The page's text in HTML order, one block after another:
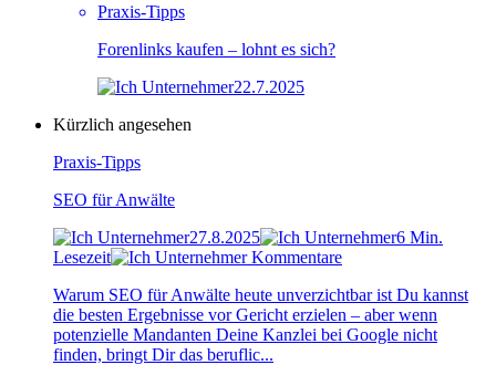
Praxis-Tipps
Forenlinks kaufen – lohnt es sich?
22.7.2025
Kürzlich angesehen
Praxis-Tipps
SEO für Anwälte
27.8.2025
6 Min.
Lesezeit
Kommentare
Warum SEO für Anwälte heute unverzichtbar ist Du kannst
die besten Ergebnisse vor Gericht erzielen – aber wenn
potenzielle Mandanten Deine Kanzlei bei Google nicht
finden, bringt Dir das beruflic...